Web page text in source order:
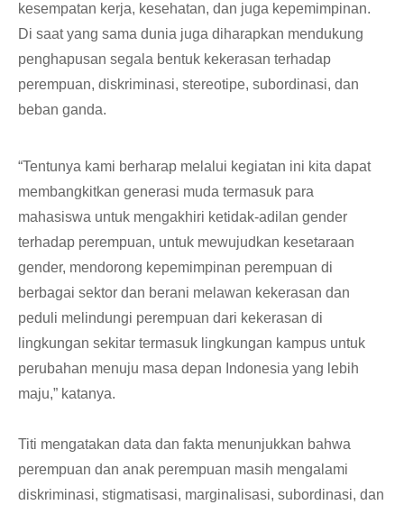
kesempatan kerja, kesehatan, dan juga kepemimpinan.
Di saat yang sama dunia juga diharapkan mendukung
penghapusan segala bentuk kekerasan terhadap
perempuan, diskriminasi, stereotipe, subordinasi, dan
beban ganda.
“Tentunya kami berharap melalui kegiatan ini kita dapat
membangkitkan generasi muda termasuk para
mahasiswa untuk mengakhiri ketidak-adilan gender
terhadap perempuan, untuk mewujudkan kesetaraan
gender, mendorong kepemimpinan perempuan di
berbagai sektor dan berani melawan kekerasan dan
peduli melindungi perempuan dari kekerasan di
lingkungan sekitar termasuk lingkungan kampus untuk
perubahan menuju masa depan Indonesia yang lebih
maju,” katanya.
Titi mengatakan data dan fakta menunjukkan bahwa
perempuan dan anak perempuan masih mengalami
diskriminasi, stigmatisasi, marginalisasi, subordinasi, dan